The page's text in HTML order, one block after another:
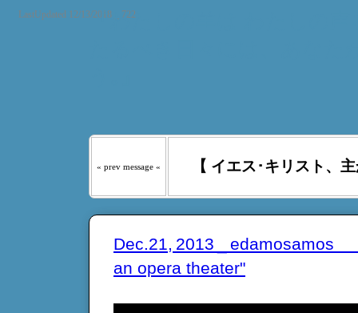
LastUpdated 12/13/2018 _ 722『わたしの羊は わたしの
« prev message « 【 イエス･キリスト、
Dec.21, 2013 _ edamosamos
an opera theater"